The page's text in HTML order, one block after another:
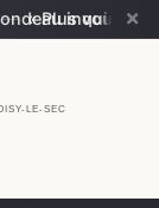
inquiète les
Plus vous
LE-SEC